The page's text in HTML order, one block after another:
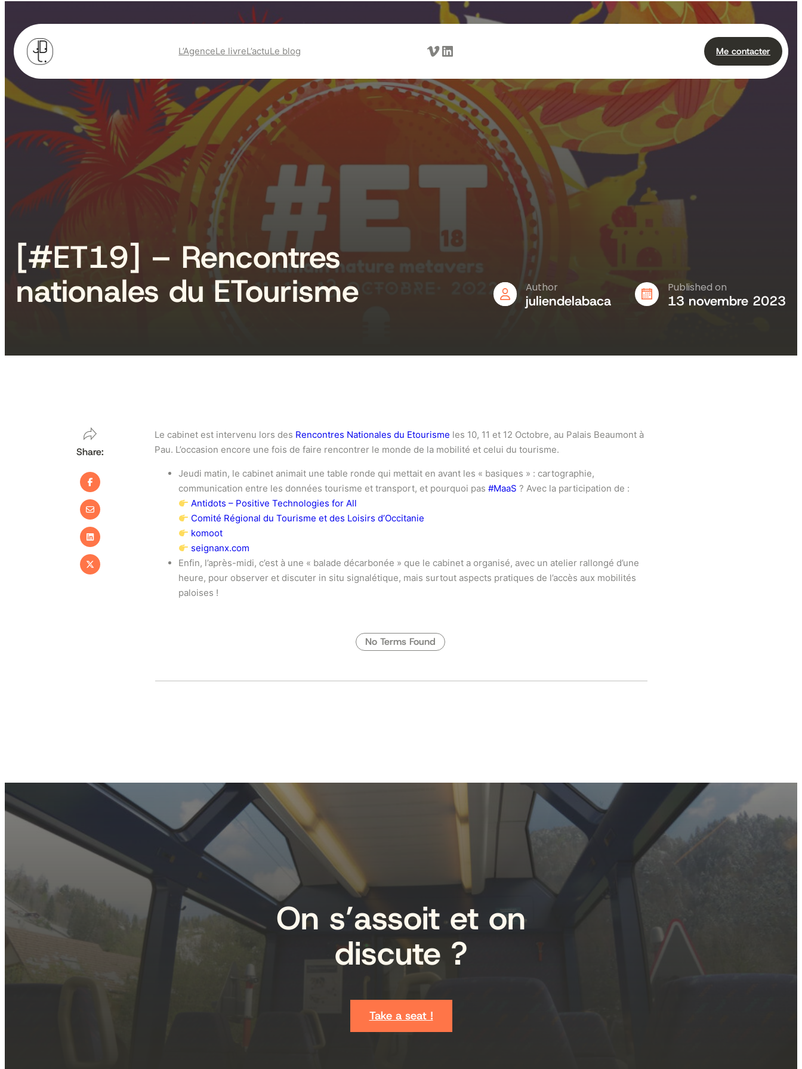
L’AgenceLe livreL’actuLe blog Vimeo LinkedIn Me contacter
[#ET19] – Rencontres
nationales du ETourisme
Author
juliendelabaca
Published on
13 novembre 2023
Share:
Le cabinet est intervenu lors des Rencontres Nationales du Etourisme les 10, 11 et 12 Octobre, au Palais Beaumont à
Pau. L’occasion encore une fois de faire rencontrer le monde de la mobilité et celui du tourisme.
Jeudi matin, le cabinet animait une table ronde qui mettait en avant les « basiques » : cartographie,
communication entre les données tourisme et transport, et pourquoi pas #MaaS ? Avec la participation de :
Antidots – Positive Technologies for All
Comité Régional du Tourisme et des Loisirs d’Occitanie
komoot
seignanx.com
Enfin, l’après-midi, c’est à une « balade décarbonée » que le cabinet a organisé, avec un atelier rallongé d’une
heure, pour observer et discuter in situ signalétique, mais surtout aspects pratiques de l’accès aux mobilités
paloises !
No Terms Found
On s’assoit et on
discute ?
Take a seat !